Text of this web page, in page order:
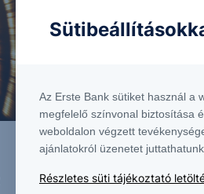
Az AI nélkül
VIDEÓ
Az Erste Bank sütiket használ a
megfelelő színvonal biztosítása
weboldalon végzett
ajánlatokról üzenetet
Részletes süti tájékoztató